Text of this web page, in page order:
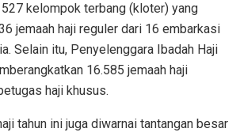
kelompok terbang (kloter) yang
jemaah haji reguler dari 16 embarkasi
Selain itu, Penyelenggara Ibadah Haji
16.585 jemaah haji
haji khusus.
tahun ini juga diwarnai tantangan besar